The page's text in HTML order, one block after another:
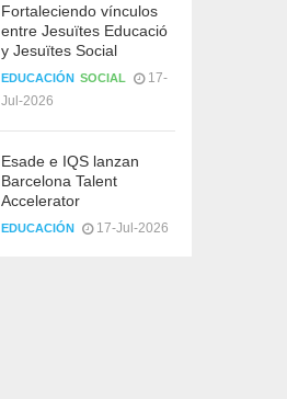
Fortaleciendo vínculos
entre Jesuïtes Educació
y Jesuïtes Social
EDUCACIÓN SOCIAL
17-
Jul-2026
Esade e IQS lanzan
Barcelona Talent
Accelerator
EDUCACIÓN 17-Jul-2026